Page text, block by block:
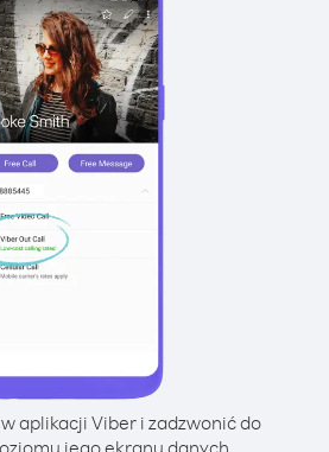
aplikacji Viber i zadzwonić do
jego ekranu danych